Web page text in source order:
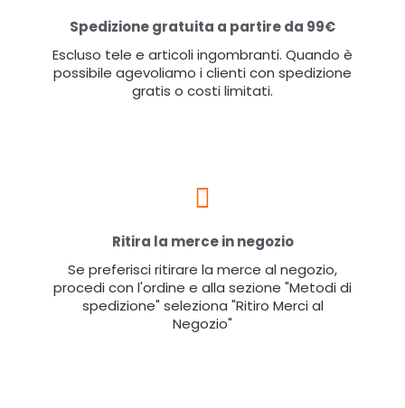
Spedizione gratuita a partire da 99€
Escluso tele e articoli ingombranti. Quando è
possibile agevoliamo i clienti con spedizione
gratis o costi limitati.
Ritira la merce in negozio
Se preferisci ritirare la merce al negozio,
procedi con l'ordine e alla sezione "Metodi di
spedizione" seleziona "Ritiro Merci al
Negozio"